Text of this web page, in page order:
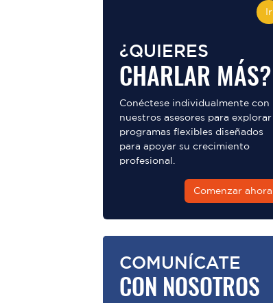
Ir
¿QUIERES
CHARLAR MÁS?
Conéctese individualmente con
nuestros asesores para explorar
programas flexibles diseñados
para apoyar su crecimiento
profesional.
Comenzar ahora
COMUNÍCATE
CON NOSOTROS